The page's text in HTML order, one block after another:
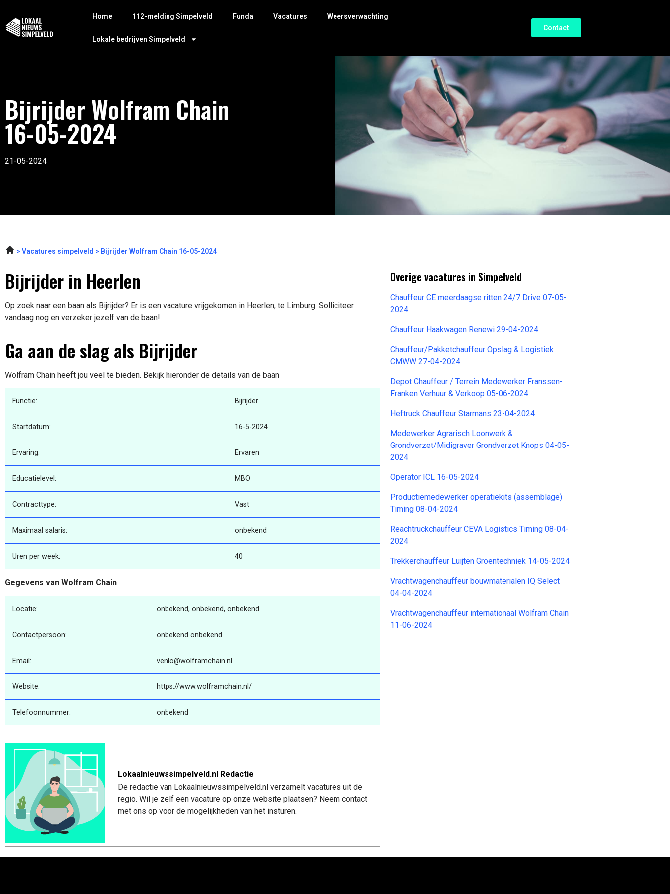
Home 112-melding Simpelveld Funda Vacatures Weersverwachting
Lokale bedrijven Simpelveld
Contact
Bijrijder Wolfram Chain
16-05-2024
21-05-2024
Vacatures simpelveld Bijrijder Wolfram Chain 16-05-2024
Bijrijder in Heerlen
Op zoek naar een baan als Bijrijder? Er is een vacature vrijgekomen in Heerlen, te Limburg. Solliciteer
vandaag nog en verzeker jezelf van de baan!
Ga aan de slag als Bijrijder
Wolfram Chain heeft jou veel te bieden. Bekijk hieronder de details van de baan
Functie: Bijrijder
Startdatum: 16-5-2024
Ervaring: Ervaren
Educatielevel: MBO
Contracttype: Vast
Maximaal salaris: onbekend
Uren per week: 40
Gegevens van Wolfram Chain
Locatie: onbekend, onbekend, onbekend
Contactpersoon: onbekend onbekend
Email: venlo@wolframchain.nl
Website: https://www.wolframchain.nl/
Telefoonnummer: onbekend
Lokaalnieuwssimpelveld.nl Redactie
De redactie van Lokaalnieuwssimpelveld.nl verzamelt vacatures uit de
regio. Wil je zelf een vacature op onze website plaatsen? Neem contact
met ons op voor de mogelijkheden van het insturen.
Overige vacatures in Simpelveld
Chauffeur CE meerdaagse ritten 24/7 Drive 07-05-
2024
Chauffeur Haakwagen Renewi 29-04-2024
Chauffeur/Pakketchauffeur Opslag & Logistiek
CMWW 27-04-2024
Depot Chauffeur / Terrein Medewerker Franssen-
Franken Verhuur & Verkoop 05-06-2024
Heftruck Chauffeur Starmans 23-04-2024
Medewerker Agrarisch Loonwerk &
Grondverzet/Midigraver Grondverzet Knops 04-05-
2024
Operator ICL 16-05-2024
Productiemedewerker operatiekits (assemblage)
Timing 08-04-2024
Reachtruckchauffeur CEVA Logistics Timing 08-04-
2024
Trekkerchauffeur Luijten Groentechniek 14-05-2024
Vrachtwagenchauffeur bouwmaterialen IQ Select
04-04-2024
Vrachtwagenchauffeur internationaal Wolfram Chain
11-06-2024